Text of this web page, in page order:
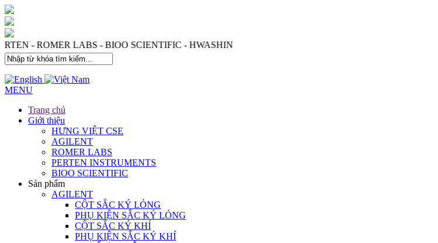
- PERTEN - ROMER LABS - BIOO SCIENTIFIC - HWASHIN
MENU
Trang chủ
Giới thiệu
HƯNG VIỆT CSE
AGILENT
ROMER LABS
PERTEN INSTRUMENTS
BIOO SCIENTIFIC
Sản phẩm
AGILENT
CỘT SẮC KÝ LỎNG
PHỤ KIỆN SẮC KÝ LỎNG
CỘT SẮC KÝ KHÍ
PHỤ KIỆN SẮC KÝ KHÍ